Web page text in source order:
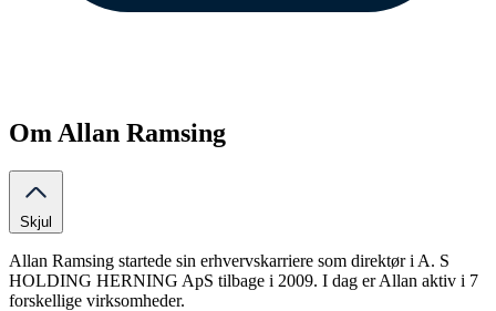
Om Allan Ramsing
Skjul
Allan Ramsing startede sin erhvervskarriere som direktør i A. S
HOLDING HERNING ApS tilbage i 2009. I dag er Allan aktiv i 7
forskellige virksomheder.